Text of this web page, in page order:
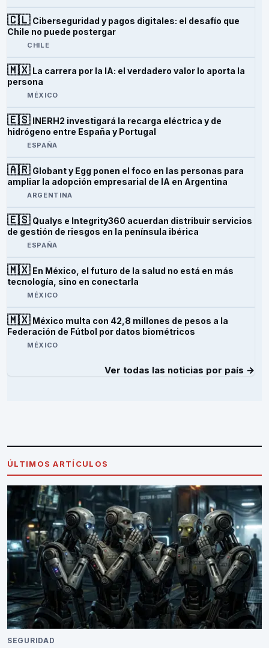
🇨🇱 Ciberseguridad y pagos digitales: el desafío que
Chile no puede postergar
CHILE
🇲🇽 La carrera por la IA: el verdadero valor lo aporta la
persona
MÉXICO
🇪🇸 INERH2 investigará la recarga eléctrica y de
hidrógeno entre España y Portugal
ESPAÑA
🇦🇷 Globant y Egg ponen el foco en las personas para
ampliar la adopción empresarial de IA en Argentina
ARGENTINA
🇪🇸 Qualys e Integrity360 acuerdan distribuir servicios
de gestión de riesgos en la península ibérica
ESPAÑA
🇲🇽 En México, el futuro de la salud no está en más
tecnología, sino en conectarla
MÉXICO
🇲🇽 México multa con 42,8 millones de pesos a la
Federación de Fútbol por datos biométricos
MÉXICO
Ver todas las noticias por país →
ÚLTIMOS ARTÍCULOS
SEGURIDAD